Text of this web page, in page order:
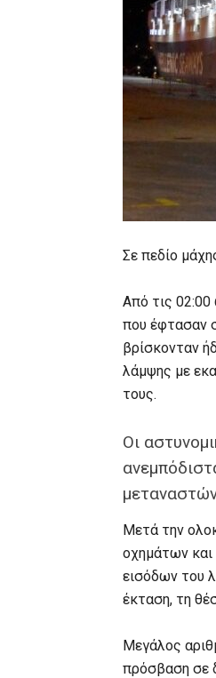
Σε πεδίο
Από τις 02:00
που έφτασαν
βρίσκονταν
λάμψης με
τους.
Οι
Μετά την
οχημάτων
εισόδων του
έκταση, τη
Μεγάλος
πρόσβαση σε